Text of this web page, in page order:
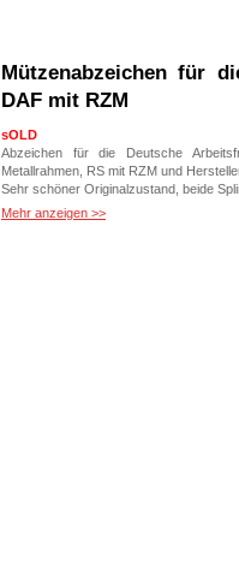
Mützenabzeichen für
DAF mit RZM
sOLD
Abzeichen für die Deutsche
Metallrahmen, RS mit RZM und
Sehr schöner Originalzustand, beide
Versand Deutschland: 5,00 DHL Paket
Mehr anzeigen >>